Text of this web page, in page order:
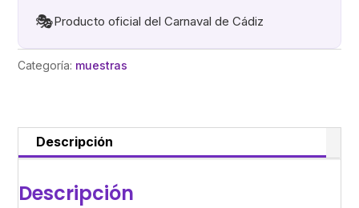
🎭Producto oficial del Carnaval de Cádiz
Categoría: muestras
Descripción
Descripción